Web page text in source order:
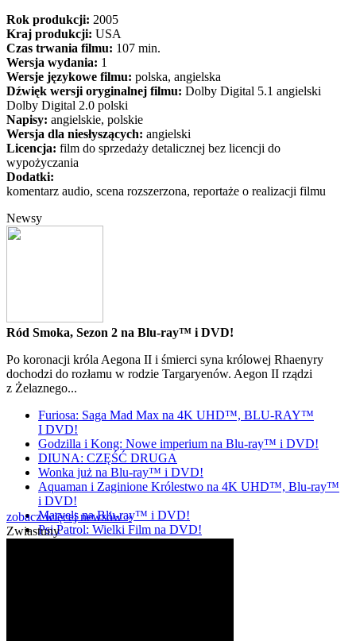
Rok produkcji: 2005
Kraj produkcji: USA
Czas trwania filmu: 107 min.
Wersja wydania: 1
Wersje językowe filmu: polska, angielska
Dźwięk wersji oryginalnej filmu: Dolby Digital 5.1 angielski
Dolby Digital 2.0 polski
Napisy: angielskie, polskie
Wersja dla niesłyszących: angielski
Licencja: film do sprzedaży detalicznej bez licencji do
wypożyczania
Dodatki:
komentarz audio, scena rozszerzona, reportaże o realizacji filmu
Newsy
Ród Smoka, Sezon 2 na Blu-ray™ i DVD!
Po koronacji króla Aegona II i śmierci syna królowej Rhaenyry
dochodzi do rozłamu w rodzie Targaryenów. Aegon II rządzi
z Żelaznego...
Furiosa: Saga Mad Max na 4K UHD™, BLU-RAY™
I DVD!
Godzilla i Kong: Nowe imperium na Blu-ray™ i DVD!
DIUNA: CZĘŚĆ DRUGA
Wonka już na Blu-ray™ i DVD!
Aquaman i Zaginione Królestwo na 4K UHD™, Blu-ray™
i DVD!
Marvels na Blu-ray™ i DVD!
Psi Patrol: Wielki Film na DVD!
zobacz więcej newsów »
Zwiastuny